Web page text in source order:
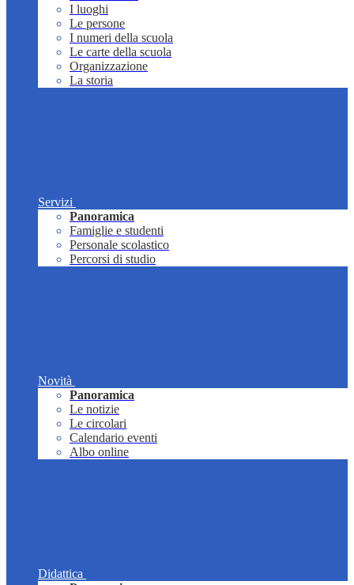
I luoghi
Le persone
I numeri della scuola
Le carte della scuola
Organizzazione
La storia
Servizi
Panoramica
Famiglie e studenti
Personale scolastico
Percorsi di studio
Novità
Panoramica
Le notizie
Le circolari
Calendario eventi
Albo online
Didattica